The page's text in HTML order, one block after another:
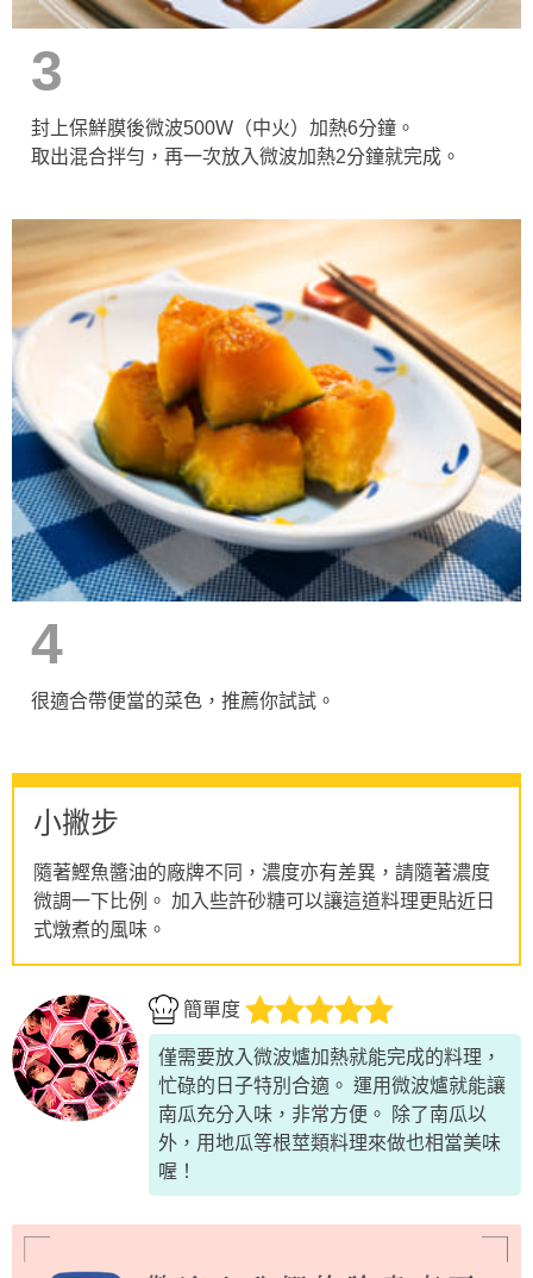
3
封上保鮮膜後微波500W（中火）加熱6分鐘。
取出混合拌勻，再一次放入微波加熱2分鐘就完成。
4
很適合帶便當的菜色，推薦你試試。
小撇步
隨著鰹魚醬油的廠牌不同，濃度亦有差異，請隨著濃度
微調一下比例。 加入些許砂糖可以讓這道料理更貼近日
式燉煮的風味。
簡單度
僅需要放入微波爐加熱就能完成的料理，
忙碌的日子特別合適。 運用微波爐就能讓
南瓜充分入味，非常方便。 除了南瓜以
外，用地瓜等根莖類料理來做也相當美味
喔！